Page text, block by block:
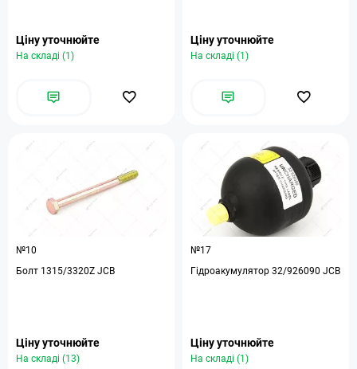
Ціну уточнюйте
На складі (1)
Ціну уточнюйте
На складі (1)
№10
Болт 1315/3320Z JCB
Ціну уточнюйте
На складі (13)
№17
Гідроакумулятор 32/926090 JCB
Ціну уточнюйте
На складі (1)